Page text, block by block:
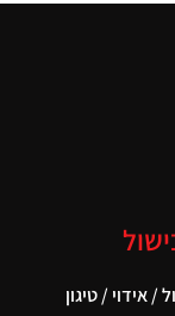
/ אידוי / טיגון